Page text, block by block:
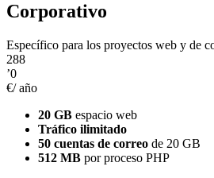
Corporativo
Específico para los proyectos web y de
288
’0
€/ año
20 GB espacio web
Tráfico ilimitado
50 cuentas de correo de 20 GB
512 MB por proceso PHP